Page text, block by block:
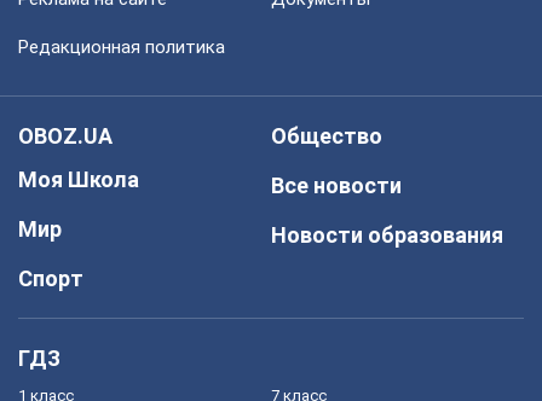
Редакционная политика
OBOZ.UA
Моя Школа
Мир
Спорт
Общество
Все новости
Новости образования
ГДЗ
1 класс 7 класс